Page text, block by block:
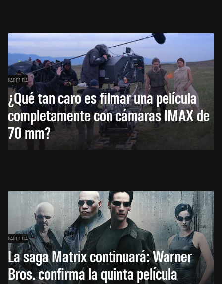
HACE 1 DÍA
¿Qué tan caro es filmar una película
completamente con cámaras IMAX de
70 mm?
HACE 1 DÍA
La saga Matrix continuará: Warner
Bros. confirma la quinta película